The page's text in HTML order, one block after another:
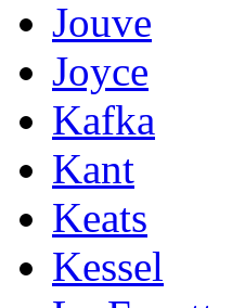
Jouve
Joyce
Kafka
Kant
Keats
Kessel